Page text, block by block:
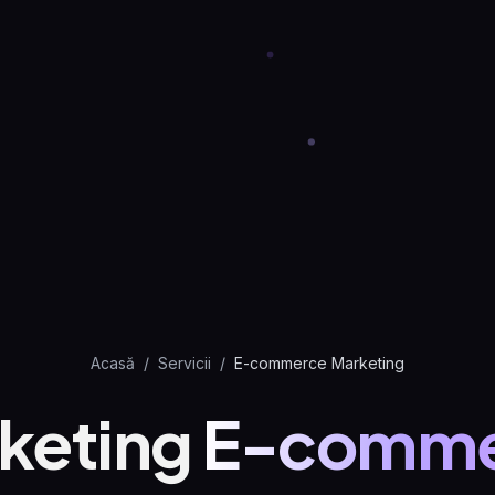
Acasă / Servicii / E-commerce Marketing
E-